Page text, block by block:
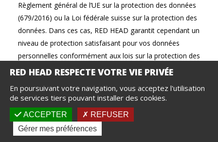
Règlement général de l’UE sur la protection des données
(679/2016) ou la Loi fédérale suisse sur la protection des
données. Dans ces cas, RED HEAD garantit cependant un
niveau de protection satisfaisant pour vos données
personnelles conformément aux lois sur la protection des
données en vigueur. Cela comprend la garantie que le
les bénéficiaires aux Etats Unis). Cela comprend
également la mise en oeuvre des clauses contractuelles
types de la Commission Européenne applicables aux
transferts de données personnelles entre les sociétés de
En poursuivant votre navigation, vous acceptez l'utilisation
de services tiers pouvant installer des cookies.
ACCEPTER
REFUSER
Gérer mes préférences